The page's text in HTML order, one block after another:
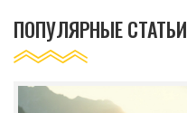
ПОПУЛЯРНЫЕ СТАТЬИ